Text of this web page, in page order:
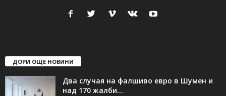
ДОРИ ОЩЕ НОВИНИ
Два случая на фалшиво евро в Шумен и
над 170 жалби...